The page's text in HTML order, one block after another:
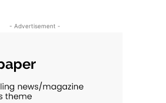
- Advertisement -